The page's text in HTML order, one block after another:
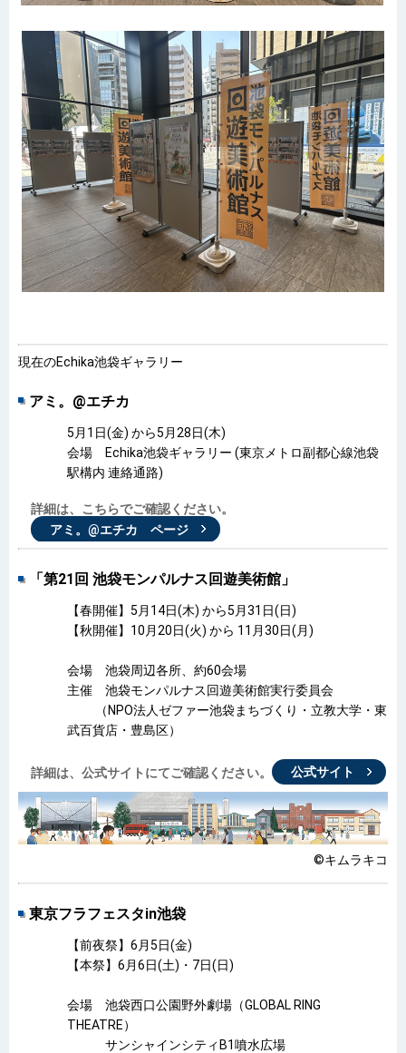
現在のEchika池袋ギャラリー
アミ。@エチカ
5月1日(金) から5月28日(木)
会場 Echika池袋ギャラリー (東京メトロ副都心線池袋
駅構内 連絡通路)
詳細は、こちらでご確認ください。
アミ。@エチカ ページ
「第21回 池袋モンパルナス回遊美術館」
【春開催】5月14日(木) から5月31日(日)
【秋開催】10月20日(火) から 11月30日(月)
会場 池袋周辺各所、約60会場
主催 池袋モンパルナス回遊美術館実行委員会
（NPO法人ゼファー池袋まちづくり・立教大学・東
武百貨店・豊島区）
詳細は、公式サイトにてご確認ください。 公式サイト
©キムラキコ
東京フラフェスタin池袋
【前夜祭】6月5日(金)
【本祭】6月6日(土)・7日(日)
会場 池袋西口公園野外劇場（GLOBAL RING
THEATRE）
サンシャインシティB1噴水広場